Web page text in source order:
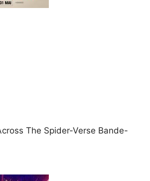
The Spider-Verse Bande-